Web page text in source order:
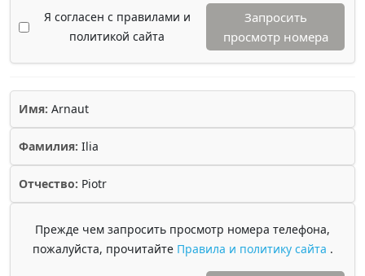
Я согласен с правилами и
политикой сайта
Запросить
просмотр номера
Имя: Arnaut
Фамилия: Ilia
Отчество: Piotr
Прежде чем запросить просмотр номера телефона,
пожалуйста, прочитайте Правила и политику сайта .